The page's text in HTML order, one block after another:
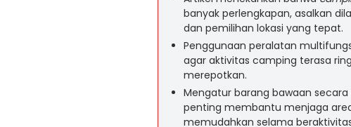
banyak perlengkapan, asalkan
dan pemilihan lokasi yang tepat.
Penggunaan peralatan
agar aktivitas camping terasa
merepotkan.
Mengatur barang bawaan
penting membantu menjaga
memudahkan selama